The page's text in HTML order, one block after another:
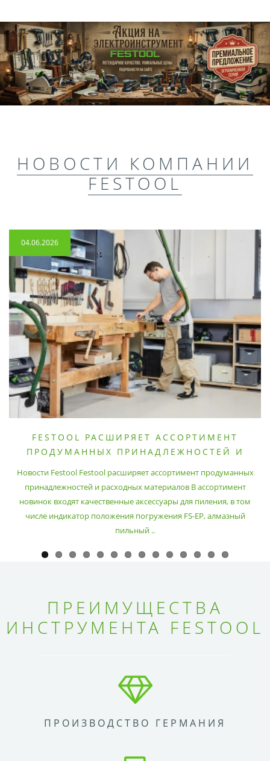
НОВОСТИ КОМПАНИИ
FESTOOL
04.06.2026
FESTOOL РАСШИРЯЕТ АССОРТИМЕНТ
ПРОДУМАННЫХ ПРИНАДЛЕЖНОСТЕЙ И
Новости Festool Festool расширяет ассортимент продуманных
принадлежностей и расходных материалов В ассортимент
новинок входят качественные аксессуары для пиления, в том
числе индикатор положения погружения FS-EP, алмазный
пильный ..
ПРЕИМУЩЕСТВА
ИНСТРУМЕНТА FESTOOL
ПРОИЗВОДСТВО ГЕРМАНИЯ